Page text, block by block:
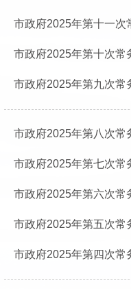
市政府2025年第十一次
市政府2025年第十次常
市政府2025年第九次常
市政府2025年第八次常
市政府2025年第七次常
市政府2025年第六次常
市政府2025年第五次常
市政府2025年第四次常